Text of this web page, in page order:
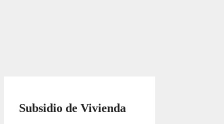
Subsidio de Vivienda